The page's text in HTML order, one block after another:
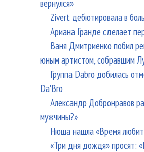
вернулся»
Zivert дебютировала в
Ариана Гранде сделает
Ваня Дмитриенко побил
юным артистом, собравшим
Группа Dabro добилась
Da'Bro
Александр Добронравов
мужчины?»
Нюша нашла «Время
«Три дня дождя» просят: